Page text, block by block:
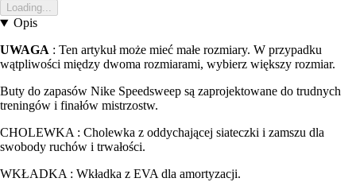
Loading...
Opis
UWAGA : Ten artykuł może mieć małe rozmiary. W przypadku
wątpliwości między dwoma rozmiarami, wybierz większy rozmiar.
Buty do zapasów Nike Speedsweep są zaprojektowane do trudnych
treningów i finałów mistrzostw.
CHOLEWKA : Cholewka z oddychającej siateczki i zamszu dla
swobody ruchów i trwałości.
WKŁADKA : Wkładka z EVA dla amortyzacji.